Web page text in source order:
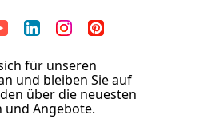
für unseren
und bleiben Sie auf
über die neuesten
und Angebote.